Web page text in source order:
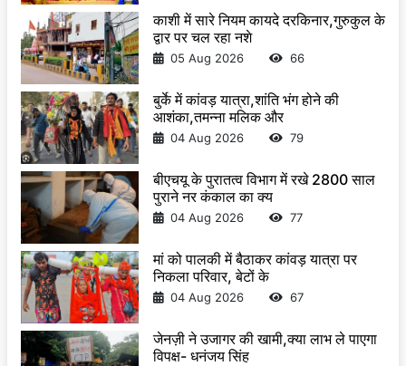
काशी में सारे नियम कायदे दरकिनार,गुरुकुल के
द्वार पर चल रहा नशे
05 Aug 2026 66
बुर्के में कांवड़ यात्रा,शांति भंग होने की
आशंका,तमन्ना मलिक और
04 Aug 2026 79
बीएचयू के पुरातत्व विभाग में रखे 2800 साल
पुराने नर कंकाल का क्य
04 Aug 2026 77
मां को पालकी में बैठाकर कांवड़ यात्रा पर
निकला परिवार, बेटों के
04 Aug 2026 67
जेनज़ी ने उजागर की खामी,क्या लाभ ले पाएगा
विपक्ष- धनंजय सिंह